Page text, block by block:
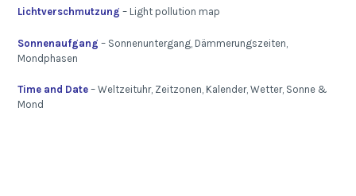
Lichtverschmutzung – Light pollution map
Sonnenaufgang – Sonnenuntergang, Dämmerungszeiten,
Mondphasen
Time and Date – Weltzeituhr, Zeitzonen, Kalender, Wetter, Sonne &
Mond